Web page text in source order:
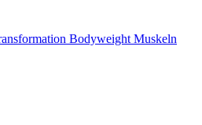
Bodyweight Muskeln